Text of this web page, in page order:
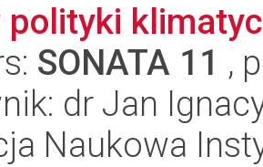
polityki
SONATA 11 ,
dr Jan
Naukowa